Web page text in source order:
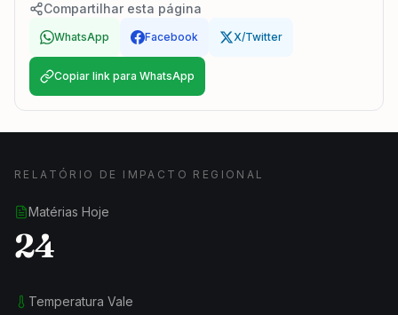
Compartilhar esta página
WhatsApp Facebook X/Twitter
Copiar link para WhatsApp
RELATÓRIO DE IMPACTO REGIONAL
Matérias Hoje
24
Temperatura Vale